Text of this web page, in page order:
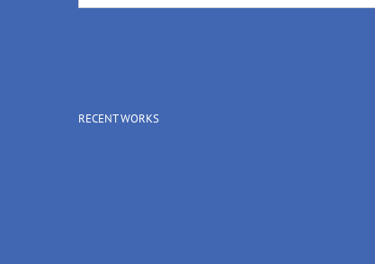
for:
RECENT WORKS